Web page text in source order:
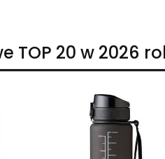
TOP 20 w 2026